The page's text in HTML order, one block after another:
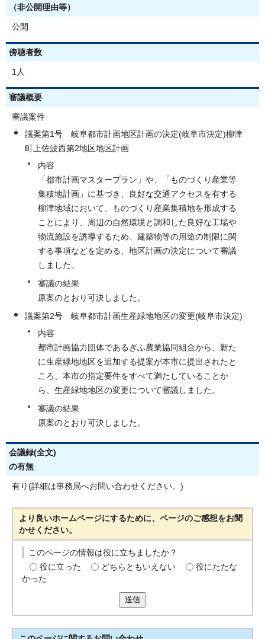
（非公開理由等）
公開
傍聴者数
1人
審議概要
審議案件
議案第1号 岐阜都市計画地区計画の決定(岐阜市決定)柳津
町上佐波西第2地区地区計画
内容
「都市計画マスタープラン」や、「ものづくり産業等
集積地計画」に基づき、良好な交通アクセスを有する
柳津地域において、ものづくり産業集積地を形成する
ことにより、周辺の自然環境と調和した良好な工場や
物流施設を誘導するため、建築物等の用途の制限に関
する事項などを定める、地区計画の決定について審議
しました。
審議の結果
原案のとおり可決しました。
議案第2号 岐阜都市計画生産緑地地区の変更(岐阜市決定)
内容
都市計画協力団体であるぎふ農業協同組合から、新た
に生産緑地地区を追加する提案が本市に提出されたと
ころ、本市の指定要件をすべて満たしていることか
ら、生産緑地地区の変更について審議しました。
審議の結果
原案のとおり可決しました。
会議録(全文)
の有無
有り(詳細は事務局へお問い合わせください。)
より良いホームページにするために、ページのご感想をお聞
かせください。
このページの情報は役に立ちましたか？
役に立った
どちらともいえない
役にたたな
かった
送信